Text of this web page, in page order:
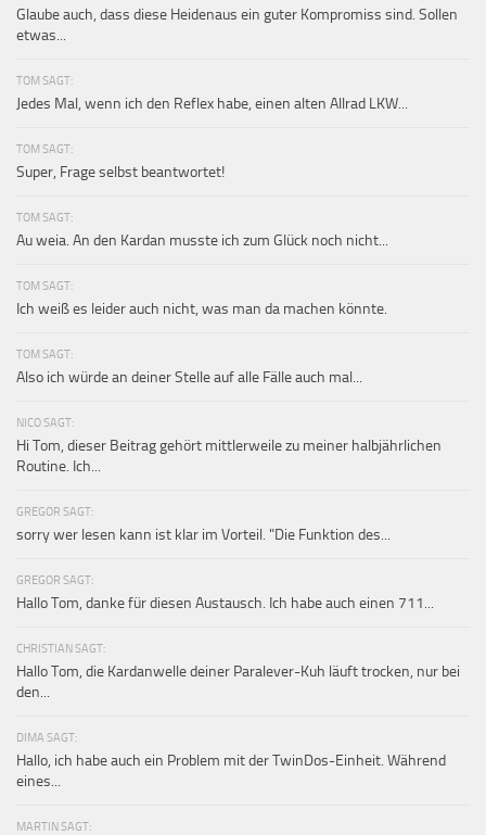
Glaube auch, dass diese Heidenaus ein guter Kompromiss sind. Sollen
etwas...
TOM SAGT:
Jedes Mal, wenn ich den Reflex habe, einen alten Allrad LKW...
TOM SAGT:
Super, Frage selbst beantwortet!
TOM SAGT:
Au weia. An den Kardan musste ich zum Glück noch nicht...
TOM SAGT:
Ich weiß es leider auch nicht, was man da machen könnte.
TOM SAGT:
Also ich würde an deiner Stelle auf alle Fälle auch mal...
NICO SAGT:
Hi Tom, dieser Beitrag gehört mittlerweile zu meiner halbjährlichen
Routine. Ich...
GREGOR SAGT:
sorry wer lesen kann ist klar im Vorteil. "Die Funktion des...
GREGOR SAGT:
Hallo Tom, danke für diesen Austausch. Ich habe auch einen 711...
CHRISTIAN SAGT:
Hallo Tom, die Kardanwelle deiner Paralever-Kuh läuft trocken, nur bei
den...
DIMA SAGT:
Hallo, ich habe auch ein Problem mit der TwinDos-Einheit. Während
eines...
MARTIN SAGT: